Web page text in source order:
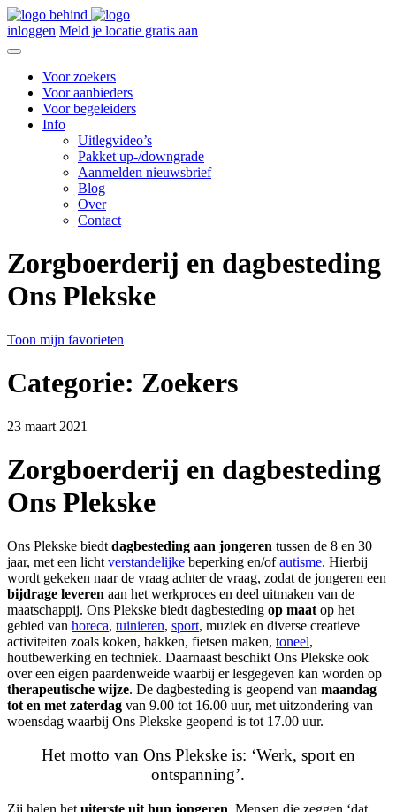
inloggen Meld je locatie gratis aan
Voor zoekers
Voor aanbieders
Voor begeleiders
Info
Uitlegvideo’s
Pakket up-/downgrade
Aanmelden nieuwsbrief
Blog
Over
Contact
Zorgboerderij en dagbesteding
Ons Plekske
Toon mijn favorieten
Categorie: Zoekers
23 maart 2021
Zorgboerderij en dagbesteding
Ons Plekske
Ons Plekske biedt dagbesteding aan jongeren tussen de 8 en 30
jaar, met een licht verstandelijke beperking en/ofautisme. Hierbij
wordt gekeken naar de vraag achter de vraag, zodat de jongeren een
bijdrage leveren aan het werkproces en deel uitmaken van de
maatschappij. Ons Plekske biedt dagbesteding op maat op het
gebied van horeca, tuinieren, sport, muziek en diverse creatieve
activiteiten zoals koken, bakken, fietsen maken, toneel,
houtbewerking en techniek. Daarnaast beschikt Ons Plekske ook
over een eigen paardenweide waarbij er lesgegeven kan worden op
therapeutische wijze. De dagbesteding is geopend van maandag
tot en met zaterdag van 9.00 tot 16.00 uur, met uitzondering van
woensdag waarbij Ons Plekske geopend is tot 17.00 uur.
Het motto van Ons Plekske is: ‘Werk, sport en
ontspanning’.
Zij halen het uiterste uit hun jongeren. Mensen die zeggen ‘dat